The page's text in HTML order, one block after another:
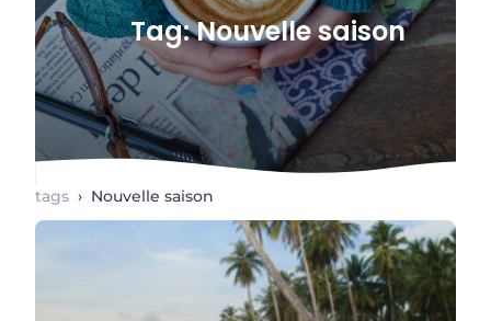
Tag: Nouvelle saison
tags › Nouvelle saison